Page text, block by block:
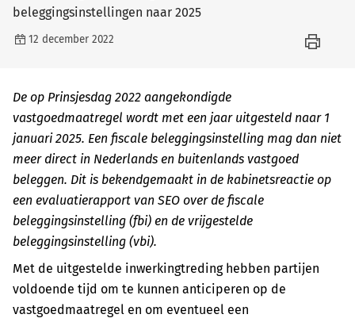
beleggingsinstellingen naar 2025
12 december 2022
De op Prinsjesdag 2022 aangekondigde
vastgoedmaatregel wordt met een jaar uitgesteld naar 1
januari 2025. Een fiscale beleggingsinstelling mag dan niet
meer direct in Nederlands en buitenlands vastgoed
beleggen. Dit is bekendgemaakt in de kabinetsreactie op
een evaluatierapport van SEO over de fiscale
beleggingsinstelling (fbi) en de vrijgestelde
beleggingsinstelling (vbi).
Met de uitgestelde inwerkingtreding hebben partijen
voldoende tijd om te kunnen anticiperen op de
vastgoedmaatregel en om eventueel een